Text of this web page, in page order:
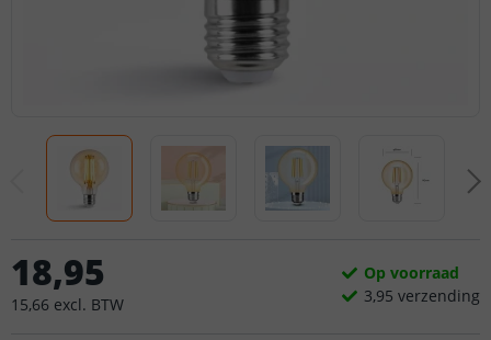
18,95
15,66 excl. BTW
Op voorraad
3,95 verzending